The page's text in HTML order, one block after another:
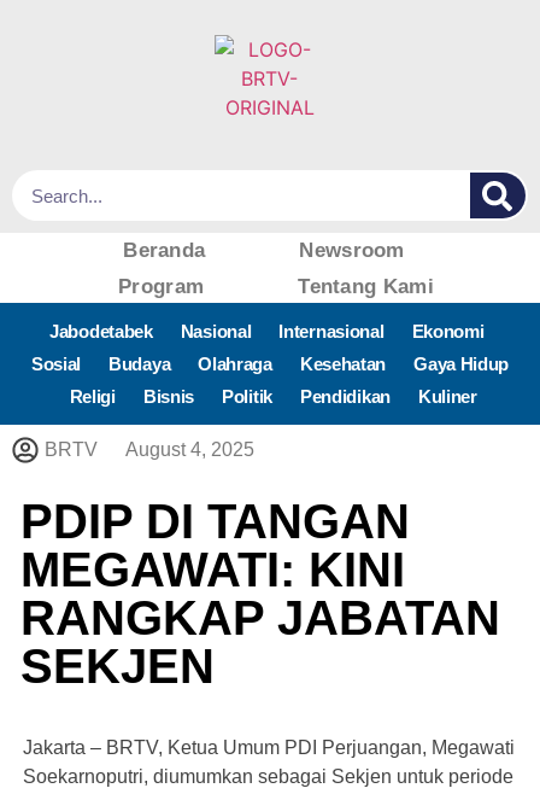
Beranda
Newsroom
Program
Tentang Kami
Jabodetabek Nasional Internasional
Ekonomi
Sosial
Budaya Olahraga Kesehatan
Gaya Hidup
Religi
Bisnis Politik Pendidikan Kuliner
BRTV August 4, 2025
PDIP DI TANGAN
MEGAWATI: KINI
RANGKAP JABATAN
SEKJEN
Jakarta – BRTV, Ketua Umum PDI Perjuangan, Megawati
Soekarnoputri, diumumkan sebagai Sekjen untuk periode